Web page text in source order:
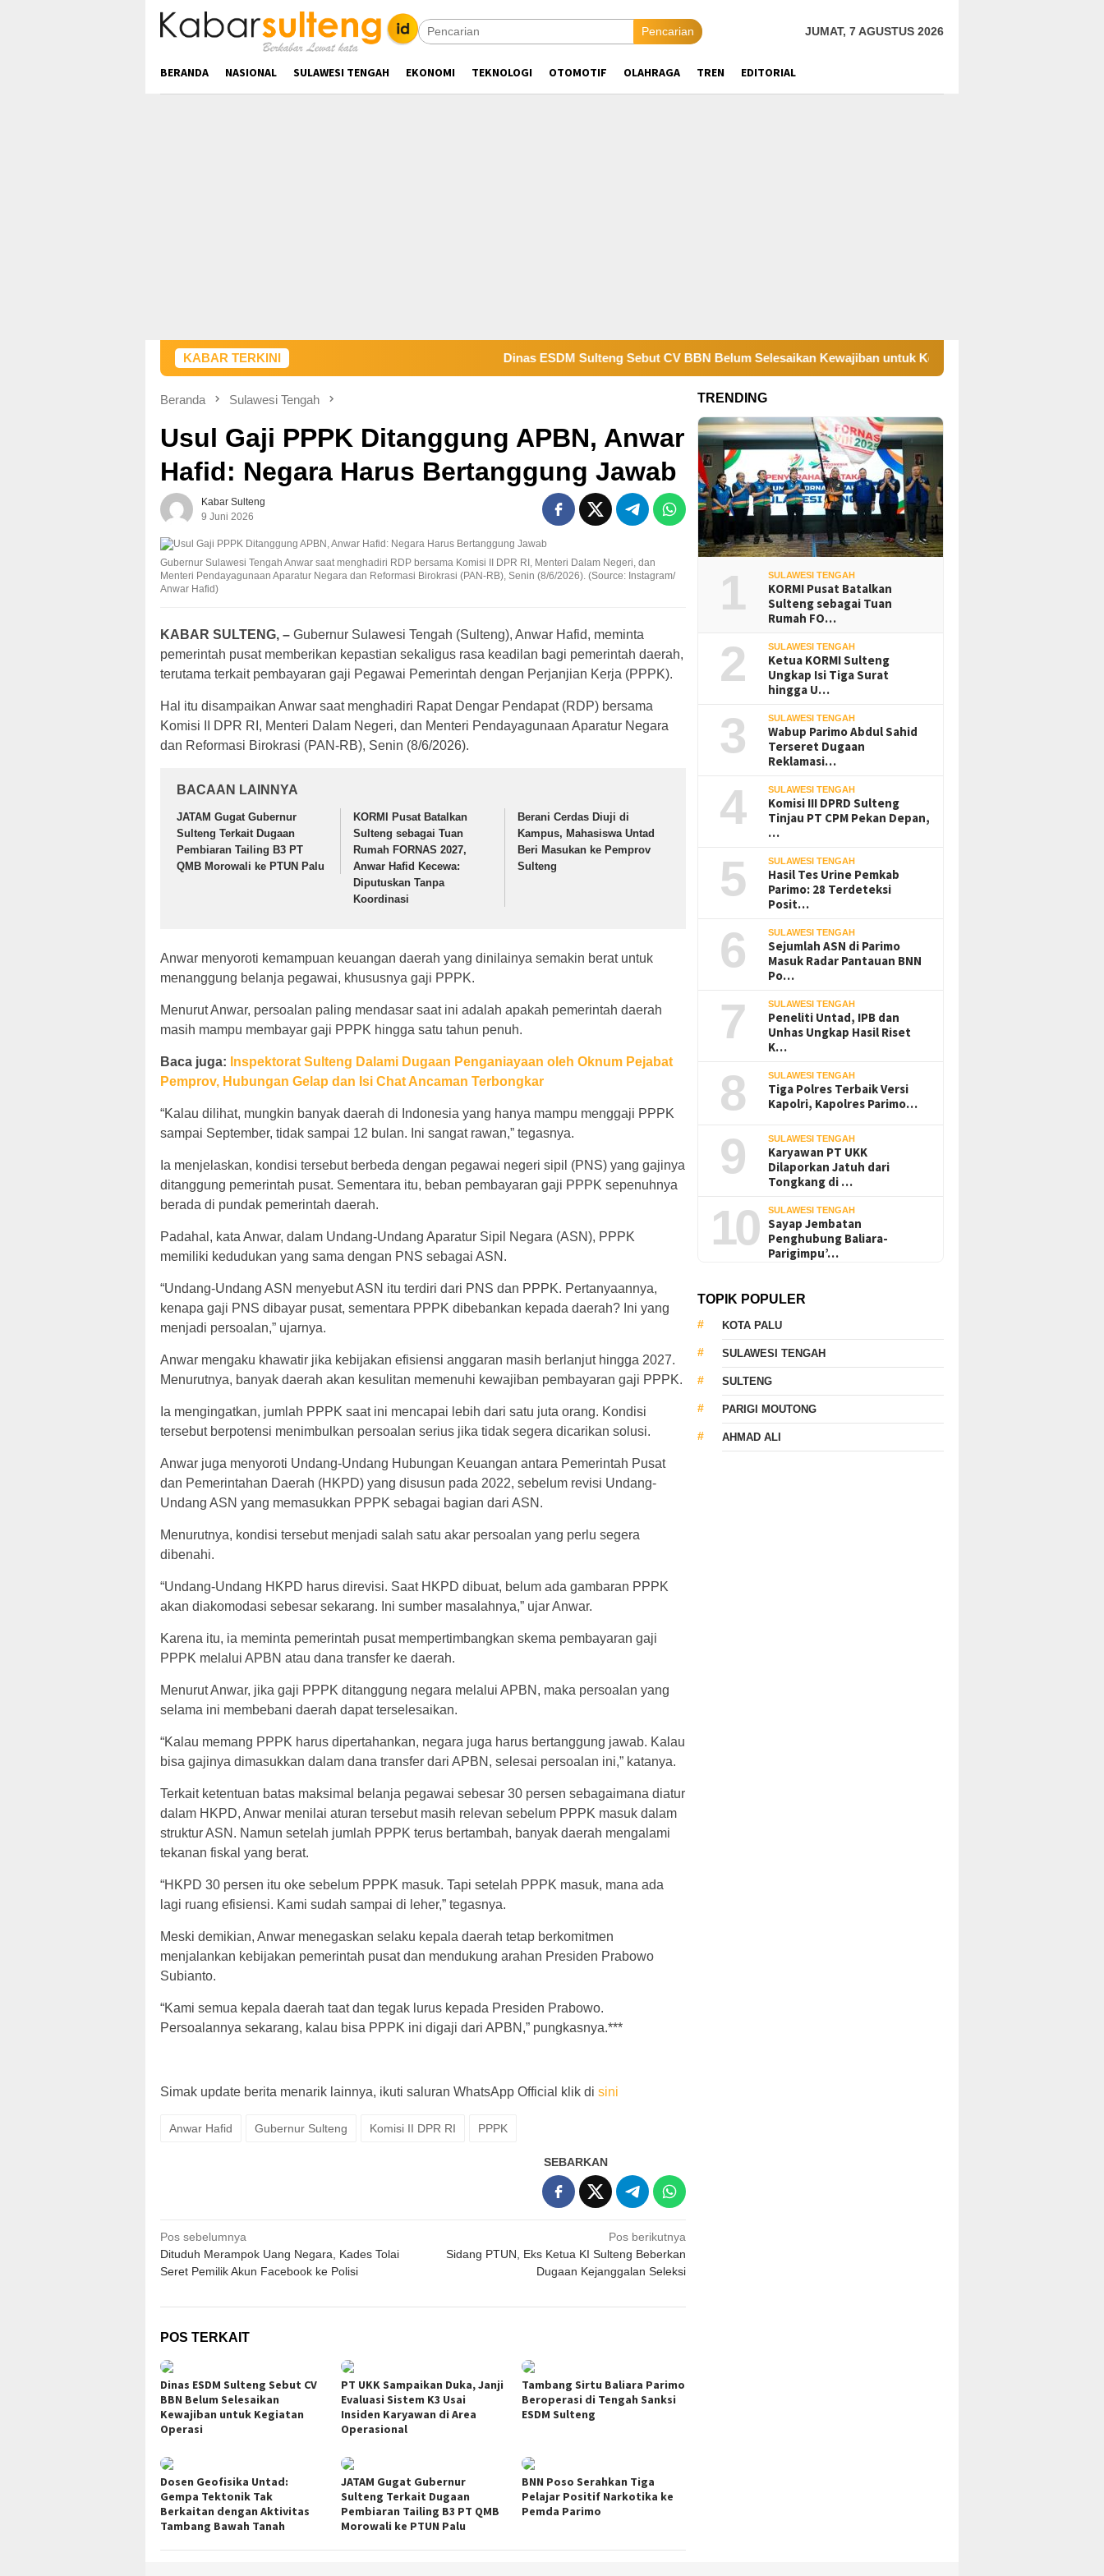
Pencarian JUMAT, 7 AGUSTUS 2026
BERANDA NASIONAL SULAWESI TENGAH EKONOMI TEKNOLOGI OTOMOTIF OLAHRAGA TREN EDITORIAL
KABAR TERKINI Dinas ESDM Sulteng Sebut CV BBN Belum Selesaikan Kewajiban untuk Kegiatan Operasi
Beranda Sulawesi Tengah
Usul Gaji PPPK Ditanggung APBN, Anwar
Hafid: Negara Harus Bertanggung Jawab
Kabar Sulteng
9 Juni 2026
Gubernur Sulawesi Tengah Anwar saat menghadiri RDP bersama Komisi II DPR RI, Menteri Dalam Negeri, dan
Menteri Pendayagunaan Aparatur Negara dan Reformasi Birokrasi (PAN-RB), Senin (8/6/2026). (Source: Instagram/
Anwar Hafid)
KABAR SULTENG, – Gubernur Sulawesi Tengah (Sulteng), Anwar Hafid, meminta
pemerintah pusat memberikan kepastian sekaligus rasa keadilan bagi pemerintah daerah,
terutama terkait pembayaran gaji Pegawai Pemerintah dengan Perjanjian Kerja (PPPK).
Hal itu disampaikan Anwar saat menghadiri Rapat Dengar Pendapat (RDP) bersama
Komisi II DPR RI, Menteri Dalam Negeri, dan Menteri Pendayagunaan Aparatur Negara
dan Reformasi Birokrasi (PAN-RB), Senin (8/6/2026).
BACAAN LAINNYA
JATAM Gugat Gubernur
Sulteng Terkait Dugaan
Pembiaran Tailing B3 PT
QMB Morowali ke PTUN Palu
KORMI Pusat Batalkan
Sulteng sebagai Tuan
Rumah FORNAS 2027,
Anwar Hafid Kecewa:
Diputuskan Tanpa
Koordinasi
Berani Cerdas Diuji di
Kampus, Mahasiswa Untad
Beri Masukan ke Pemprov
Sulteng
Anwar menyoroti kemampuan keuangan daerah yang dinilainya semakin berat untuk
menanggung belanja pegawai, khususnya gaji PPPK.
Menurut Anwar, persoalan paling mendasar saat ini adalah apakah pemerintah daerah
masih mampu membayar gaji PPPK hingga satu tahun penuh.
Baca juga: Inspektorat Sulteng Dalami Dugaan Penganiayaan oleh Oknum Pejabat
Pemprov, Hubungan Gelap dan Isi Chat Ancaman Terbongkar
“Kalau dilihat, mungkin banyak daerah di Indonesia yang hanya mampu menggaji PPPK
sampai September, tidak sampai 12 bulan. Ini sangat rawan,” tegasnya.
Ia menjelaskan, kondisi tersebut berbeda dengan pegawai negeri sipil (PNS) yang gajinya
ditanggung pemerintah pusat. Sementara itu, beban pembayaran gaji PPPK sepenuhnya
berada di pundak pemerintah daerah.
Padahal, kata Anwar, dalam Undang-Undang Aparatur Sipil Negara (ASN), PPPK
memiliki kedudukan yang sama dengan PNS sebagai ASN.
“Undang-Undang ASN menyebut ASN itu terdiri dari PNS dan PPPK. Pertanyaannya,
kenapa gaji PNS dibayar pusat, sementara PPPK dibebankan kepada daerah? Ini yang
menjadi persoalan,” ujarnya.
Anwar mengaku khawatir jika kebijakan efisiensi anggaran masih berlanjut hingga 2027.
Menurutnya, banyak daerah akan kesulitan memenuhi kewajiban pembayaran gaji PPPK.
Ia mengingatkan, jumlah PPPK saat ini mencapai lebih dari satu juta orang. Kondisi
tersebut berpotensi menimbulkan persoalan serius jika tidak segera dicarikan solusi.
Anwar juga menyoroti Undang-Undang Hubungan Keuangan antara Pemerintah Pusat
dan Pemerintahan Daerah (HKPD) yang disusun pada 2022, sebelum revisi Undang-
Undang ASN yang memasukkan PPPK sebagai bagian dari ASN.
Menurutnya, kondisi tersebut menjadi salah satu akar persoalan yang perlu segera
dibenahi.
“Undang-Undang HKPD harus direvisi. Saat HKPD dibuat, belum ada gambaran PPPK
akan diakomodasi sebesar sekarang. Ini sumber masalahnya,” ujar Anwar.
Karena itu, ia meminta pemerintah pusat mempertimbangkan skema pembayaran gaji
PPPK melalui APBN atau dana transfer ke daerah.
Menurut Anwar, jika gaji PPPK ditanggung negara melalui APBN, maka persoalan yang
selama ini membebani daerah dapat terselesaikan.
“Kalau memang PPPK harus dipertahankan, negara juga harus bertanggung jawab. Kalau
bisa gajinya dimasukkan dalam dana transfer dari APBN, selesai persoalan ini,” katanya.
Terkait ketentuan batas maksimal belanja pegawai sebesar 30 persen sebagaimana diatur
dalam HKPD, Anwar menilai aturan tersebut masih relevan sebelum PPPK masuk dalam
struktur ASN. Namun setelah jumlah PPPK terus bertambah, banyak daerah mengalami
tekanan fiskal yang berat.
“HKPD 30 persen itu oke sebelum PPPK masuk. Tapi setelah PPPK masuk, mana ada
lagi ruang efisiensi. Kami sudah sampai di leher,” tegasnya.
Meski demikian, Anwar menegaskan selaku kepala daerah tetap berkomitmen
menjalankan kebijakan pemerintah pusat dan mendukung arahan Presiden Prabowo
Subianto.
“Kami semua kepala daerah taat dan tegak lurus kepada Presiden Prabowo.
Persoalannya sekarang, kalau bisa PPPK ini digaji dari APBN,” pungkasnya.***
Simak update berita menarik lainnya, ikuti saluran WhatsApp Official klik di sini
Anwar Hafid Gubernur Sulteng Komisi II DPR RI PPPK
SEBARKAN
Navigasi
pos
Pos sebelumnya
Dituduh Merampok Uang Negara, Kades Tolai
Seret Pemilik Akun Facebook ke Polisi
Pos berikutnya
Sidang PTUN, Eks Ketua KI Sulteng Beberkan
Dugaan Kejanggalan Seleksi
POS TERKAIT
Dinas ESDM Sulteng Sebut CV
BBN Belum Selesaikan
Kewajiban untuk Kegiatan
Operasi
PT UKK Sampaikan Duka, Janji
Evaluasi Sistem K3 Usai
Insiden Karyawan di Area
Operasional
Tambang Sirtu Baliara Parimo
Beroperasi di Tengah Sanksi
ESDM Sulteng
Dosen Geofisika Untad:
Gempa Tektonik Tak
Berkaitan dengan Aktivitas
Tambang Bawah Tanah
JATAM Gugat Gubernur
Sulteng Terkait Dugaan
Pembiaran Tailing B3 PT QMB
Morowali ke PTUN Palu
BNN Poso Serahkan Tiga
Pelajar Positif Narkotika ke
Pemda Parimo
TRENDING
1 SULAWESI TENGAH
KORMI Pusat Batalkan
Sulteng sebagai Tuan
Rumah FO…
2 SULAWESI TENGAH
Ketua KORMI Sulteng
Ungkap Isi Tiga Surat
hingga U…
3 SULAWESI TENGAH
Wabup Parimo Abdul Sahid
Terseret Dugaan
Reklamasi…
4 SULAWESI TENGAH
Komisi III DPRD Sulteng
Tinjau PT CPM Pekan Depan,
…
5 SULAWESI TENGAH
Hasil Tes Urine Pemkab
Parimo: 28 Terdeteksi
Posit…
6 SULAWESI TENGAH
Sejumlah ASN di Parimo
Masuk Radar Pantauan BNN
Po…
7 SULAWESI TENGAH
Peneliti Untad, IPB dan
Unhas Ungkap Hasil Riset
K…
8 SULAWESI TENGAH
Tiga Polres Terbaik Versi
Kapolri, Kapolres Parimo…
9 SULAWESI TENGAH
Karyawan PT UKK
Dilaporkan Jatuh dari
Tongkang di …
10 SULAWESI TENGAH
Sayap Jembatan
Penghubung Baliara-
Parigimpu’…
TOPIK POPULER
KOTA PALU
SULAWESI TENGAH
SULTENG
PARIGI MOUTONG
AHMAD ALI